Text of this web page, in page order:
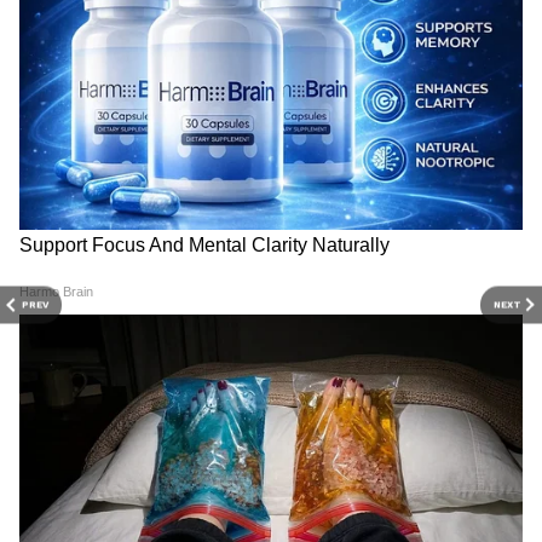
PREV NEXT
DOWNLOAD APP
RECOMMENDED STORIES
West Bengal Budget 2026:
দুর্গাপুজোকে ঘিরে নয়া ব্র্যান্ডিং!
ডবল ধামাকা! কপাল খুলল
বাংলার রাজ্য সরকারি কর্মীদের,